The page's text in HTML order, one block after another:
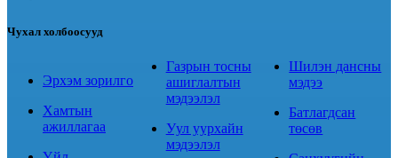
Чухал холбоосууд
Эрхэм зорилго
Хамтын
ажиллагаа
Газрын тосны
ашиглалтын
мэдээлэл
Уул уурхайн
мэдээлэл
Шилэн дансны
мэдээ
Батлагдсан
төсөв